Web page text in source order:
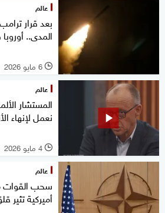
عالم
بعد قرار
المدى..
l 6 مايو 2026
عالم
المستشار
نعمل لإنهاء
l 4 مايو 2026
عالم
سحب القوات
أميركية تثير